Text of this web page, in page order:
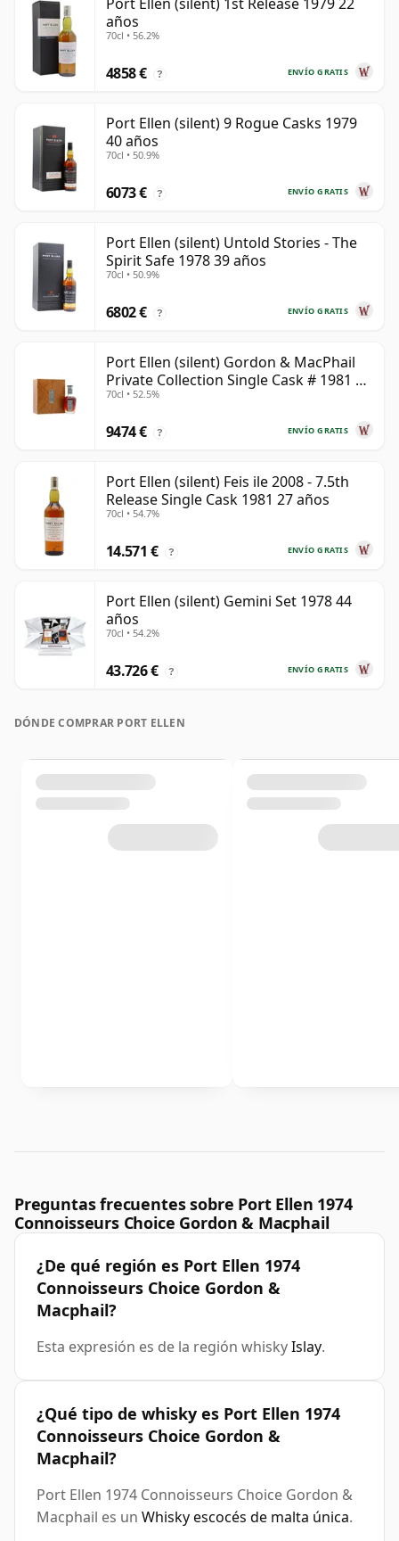
años
70cl • 56.2%
ENVÍO GRATIS
4858 € ?
Port Ellen (silent) 9 Rogue Casks 1979
40 años
70cl • 50.9%
ENVÍO GRATIS
6073 € ?
Port Ellen (silent) Untold Stories - The
Spirit Safe 1978 39 años
70cl • 50.9%
ENVÍO GRATIS
6802 € ?
Port Ellen (silent) Gordon & MacPhail
Private Collection Single Cask # 1981 42
años
70cl • 52.5%
ENVÍO GRATIS
9474 € ?
Port Ellen (silent) Feis ile 2008 - 7.5th
Release Single Cask 1981 27 años
70cl • 54.7%
ENVÍO GRATIS
14.571 € ?
Port Ellen (silent) Gemini Set 1978 44
años
70cl • 54.2%
ENVÍO GRATIS
43.726 € ?
DÓNDE COMPRAR PORT ELLEN
Preguntas frecuentes sobre Port Ellen 1974
Connoisseurs Choice Gordon & Macphail
¿De qué región es Port Ellen 1974
Connoisseurs Choice Gordon &
Macphail?
Esta expresión es de la región whiskyIslay.
¿Qué tipo de whisky es Port Ellen 1974
Connoisseurs Choice Gordon &
Macphail?
Port Ellen 1974 Connoisseurs Choice Gordon &
Macphail es un Whisky escocés de malta única.